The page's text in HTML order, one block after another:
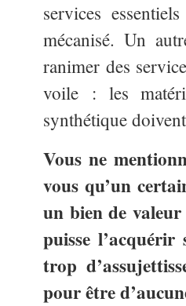
services
mécanisé. Un
ranimer des
voile : les
synthétique
Vous ne
vous qu’un
un bien de
puisse
trop
pour être